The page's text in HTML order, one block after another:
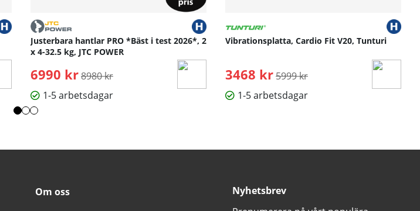
Justerbara hantlar PRO *Bäst i test 2026*, 2
x 4-32.5 kg, JTC POWER
6990 kr Ordinarie pris:
8980 kr
1-5 arbetsdagar
Vibrationsplatta, Cardio Fit V20, Tunturi
3468 kr Ordinarie pris:
5999 kr
1-5 arbetsdagar
Om oss
Nyhetsbrev